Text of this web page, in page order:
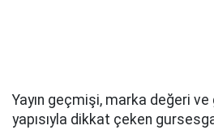
Yayın geçmişi, marka değeri
yapısıyla dikkat çeken